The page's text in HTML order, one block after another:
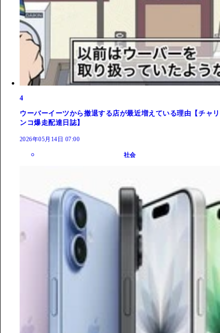
4
ウーバーイーツから撤退する店が最近増えている理由【チャリ
ンコ爆走配達日誌】
2026年05月14日 07:00
社会